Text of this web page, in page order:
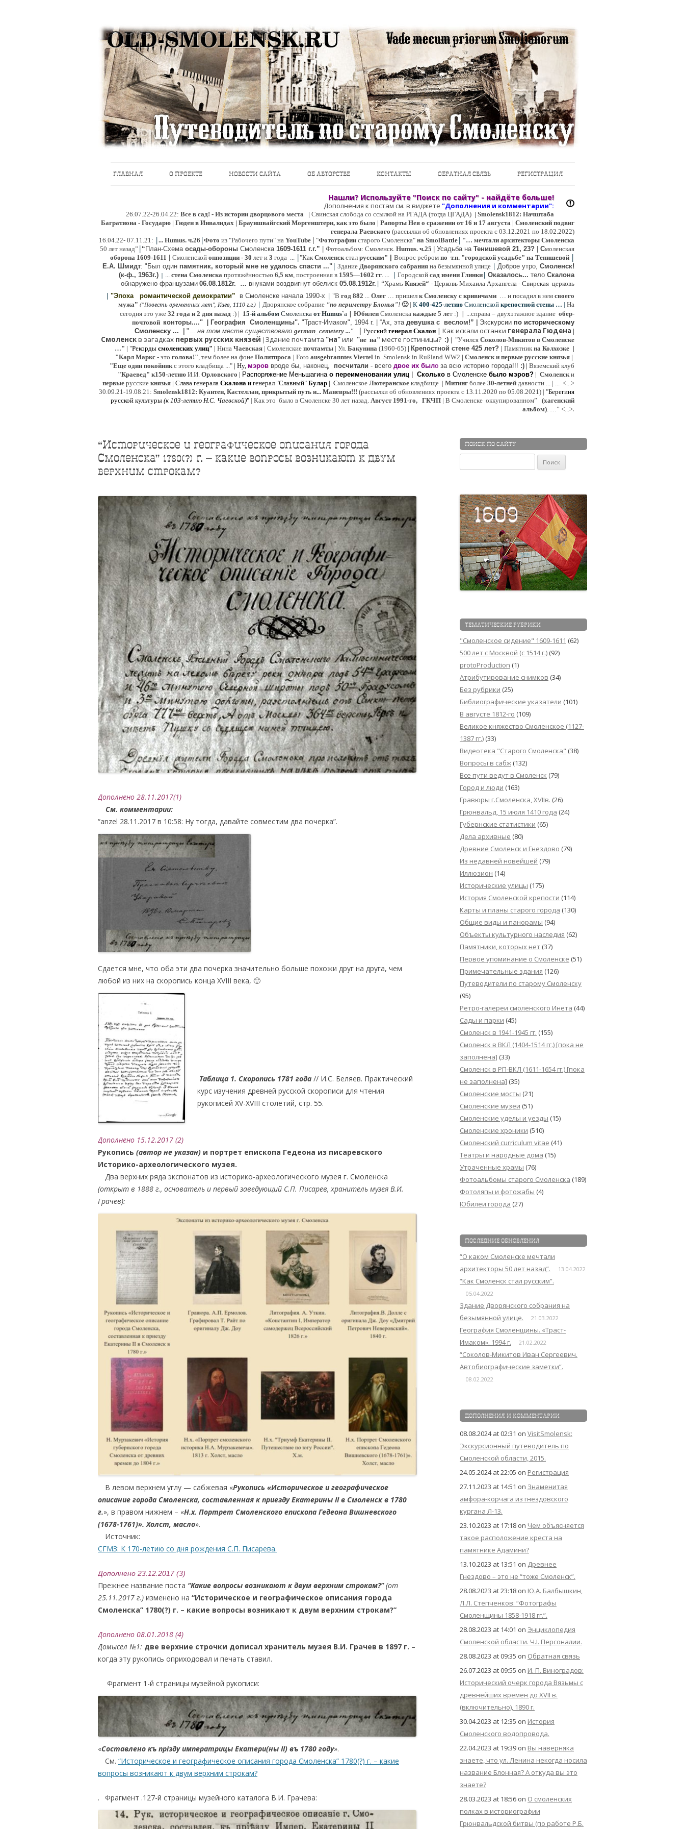
Старый Cмоленск
ГЛАВНАЯ О ПРОЕКТЕ НОВОСТИ САЙТА ОБ АВТОРСТВЕ КОНТАКТЫ ОБРАТНАЯ СВЯЗЬ РЕГИСТРАЦИЯ
Нашли? Используйте "Поиск по сайту" - найдёте больше!
Дополнения к постам см. в виджете "Дополнения и комментарии":
26.07.22-26.04.22: Все в сад! - Из истории дворцового места | Свинская слобода со ссылкой на РГАДА (тогда ЦГАДА) | Smolensk1812: Начштаба
Багратиона - Государю | Гюден в Инвалидах | Брауншвайгский Моргенштерн, как это было | Рапорты Нея о сражении от 16 и 17 августа | Смоленский подвиг
генерала Раевского (рассылки об обновлениях проекта с 03.12.2021 по 18.02.2022)
16.04.22- 07.11.21: |... Humus. ч.26 |Фото из "Рабочего пути" на YouTube "Фотографии старого Смоленска" на SmolBattle | “… мечтали архитекторы Смоленска
50 лет назад” | “ План-Схема осады-обороны Смоленска 1609-1611 г.г.” Фотоальбом: Смоленск. Humus. ч.25 | Усадьба на Тенишевой 21, 23? Смоленская
оборона 1609-1611 Смоленской оппозиции - 30 лет и 3 года ... |"Как Смоленскстал русским" Вопрос ребром по т.н. "городской усадьбе" на Тенишевой |
Е.А. Шмидт: "Был один памятник, который мне не удалось спасти ..." | Здание Дворянского собрания на безымянной улице | Доброе утро, Смоленск!
(к-ф., 1963г.) | ... стена Смоленска протяжённостью 6,5 км, построенная в 1595—1602 гг. ... | Городской сад имени Глинки | Оказалось... тело Скалона
обнаружено французами 06.08.1812г. … внуками воздвигнут обелиск 05.08.1912г. | “Храмъ Князей“ - Церковь Михаила Архангела - Свирская церковь
| "Эпохаромантической демократии” в Смоленске начала 1990-х | "В год 882 ... Олег … пришел к Смоленску с кривичами … и посадил в нем своего
мужа" ("Повесть временных лет", Киев, 1110 г.г.) | Дворянское собрание “по периметру Блонья”! 🙂| К 400-425-летию Смоленской крепостной стены … | На
сегодня это уже 32 года и 2 дня назад :) | 15-й альбом Смоленска от Humus`a | Юбилеи Смоленска каждые 5 лет :) | ...справа – двухэтажное здание обер-
почтовой конторы...." Гeография Cмоленщины". "Траст-Имаком", 1994 г. “Ах, эта девушка с веслом!” Экскурсии по историческому
Смоленску ...
"... на том месте существовало german_cemetery ..." | Русский генерал Скалон | Как искали останки генерала Гюдена |
Смоленскв загадках первых русских князей | Здание почтамта "на"или "не на" месте гостиницы? :) | "Учился Соколов-Микитов в Смоленске
…" | "Рекорды смоленских улиц" | Нина Чаевская | Смоленские почтамты | Ул. Бакунина (1960-65) | Крепостной стене 425 лет? | Памятник на Колхозке |
"Карл Маркс - это голова!", тем более на фоне Политпроса | Foto ausgebranntes Viertel in Smolensk in Rußland WW2 | Смоленск и первые русские князья |
"Еще один покойникс этого кладбища ..." | Ну, мэров вроде бы, наконец, посчитали - всего двое их было за всю историю города!!! :) | Вяземский клуб
"Краевед" к150-летию И.И. Орловского | Распоряжение Меньшагина о переименовании улиц Сколько в Смоленске было мэров? | Смоленски
первые русские князья | Слава генерала Скалона и генерал "Славный" Булар | Смоленское Лютерaнское кладбище | Митинг более 30-летней давности ... | ... <...>
30.09.21-19.08.21: Smolensk1812: Куантен, Кастеллан, прикрытый путь и... Маневры!!! (рассылки об обновлениях проекта с 13.11.2020 по 05.08.2021) | "Берегиня
русской культуры (к 103-летию Н.С. Чаевской)" | Как это было в Смоленске 30 лет назад. Август 1991-го, ГКЧП | В Смоленске оккупированном” (хагенский
альбом). …” <...>.
“Историческое и географическое описания города
Cмоленска” 1780(?) г. – какие вопросы возникают к двум
верхним строкам?
Дополнено 28.11.2017(1)
См. комментарии:
“anzel 28.11.2017 в 10:58: Ну тогда, давайте совместим два почерка”.
Сдается мне, что оба эти два почерка значительно больше похожи друг на друга, чем
любой из них на скоропись конца XVIII века, 🙂
Таблица 1. Скоропись 1781 года // И.С. Беляев. Практический
курс изучения древней русской скорописи для чтения
рукописей XV-XVIII столетий, стр. 55.
Дополнено 15.12.2017 (2)
Рукопись (автор не указан) и портрет епископа Гедеона из писаревского
Историко-археологического музея.
Два верхних ряда экспонатов из историко-археологического музея г. Смоленска
(открыт в 1888 г., основатель и первый заведующий С.П. Писарев, хранитель музея В.И.
Грачев):
В левом верхнем углу — сабжевая «Рукопись «Историческое и географическое
описание города Смоленска, составленная к приезду Екатерины II в Смоленск в 1780
г.», в правом нижнем – «Н.х. Портрет Смоленского епископа Гедеона Вишневского
(1678-1761)». Холст, масло».
Источник:
СГМЗ: К 170-летию со дня рождения С.П. Писарева.
Дополнено 23.12.2017 (3)
Прежнее название поста “Какие вопросы возникают к двум верхним строкам?”(от
25.11.2017 г.) изменено на “Историческое и географическое описания города
Cмоленска” 1780(?) г. – какие вопросы возникают к двум верхним строкам?”
Дополнено 08.01.2018 (4)
Домысел №1: две верхние строчки дописал хранитель музея В.И. Грачев в 1897 г. –
когда эту рукопись оприходовал и печать ставил.
Фрагмент 1-й страницы музейной рукописи:
«Составлено къ прiзду императрицы Екатери(ны II) въ 1780 году».
См. “Историческое и географическое описания города Cмоленска” 1780(?) г. – какие
вопросы возникают к двум верхним строкам?
. Фрагмент .127-й страницы музейного каталога В.И. Грачева:
ПОИСК ПО САЙТУ
ТЕМАТИЧЕСКИЕ РУБРИКИ
"Смоленское сидение" 1609-1611 (62)
500 лет с Москвой (c 1514 г.) (92)
protoProduction (1)
Атрибутирование снимков (34)
Без рубрики (25)
Библиографические указатели (101)
В августе 1812-го (109)
Великое княжество Смоленское (1127-
1387 гг.) (33)
Видеотека "Cтарого Смоленска" (38)
Вопросы в сабж (132)
Все пути ведут в Смоленск (79)
Город и люди (163)
Гравюры г.Смоленска, XVIIв. (26)
Грюнвальд, 15 июля 1410 года (24)
Губернские статистики (65)
Дела архивные (80)
Древние Смоленск и Гнездово (79)
Из недавней новейшей (79)
Иллюзион (14)
Исторические улицы (175)
История Смоленской крепости (114)
Карты и планы старого города (130)
Общие виды и панорамы (94)
Объекты культурного наследия (62)
Памятники, которых нет (37)
Первое упоминание о Смоленске (51)
Примечательные здания (126)
Путеводители по старому Смоленску
(95)
Ретро-галереи смоленского Инета (44)
Сады и парки (45)
Смоленск в 1941-1945 гг. (155)
Смоленск в ВКЛ (1404-1514 гг.) [пока не
заполнена] (33)
Смоленск в РП-ВКЛ (1611-1654 гг.) [пока
не заполнена] (35)
Смоленские мосты (21)
Смоленские музеи (51)
Смоленские уделы и уезды (15)
Смоленские хроники (510)
Смоленский сurriculum vitae (41)
Театры и народные дома (15)
Утраченные храмы (76)
Фотоальбомы старого Смоленска (189)
Фотоляпы и фотожабы (4)
Юбилеи города (27)
ПОСЛЕДНИЕ ОБНОВЛЕНИЯ
“О каком Смоленске мечтали
архитекторы 50 лет назад”.
13.04.2022
“Как Смоленск стал русским”.
05.04.2022
Здание Дворянского собрания на
безымянной улице.
21.03.2022
География Смоленщины. «Траст-
Имаком». 1994 г.
21.02.2022
“Соколов-Микитов Иван Сергеевич.
Автобиографические заметки”.
08.02.2022
ДОПОЛНЕНИЯ И КОММЕНТАРИИ
08.08.2024 at 02:31 on VisitSmolensk:
Экскурсионный путеводитель по
Смоленской области, 2015.
24.05.2024 at 22:05 on Регистрация
27.11.2023 at 14:51 on Знаменитая
амфора-корчага из гнездовского
кургана Л-13.
23.10.2023 at 17:18 on Чем объясняется
такое расположение креста на
памятнике Адамини?
13.10.2023 at 13:51 on Древнее
Гнездово – это не “тоже Смоленск”.
28.08.2023 at 23:18 on Ю.А. Балбышкин,
Л.Л. Степченков: “Фотографы
Смоленщины 1858-1918 гг.”.
28.08.2023 at 14:01 on Энциклопедия
Смоленской области. Ч.I. Персоналии.
28.08.2023 at 09:35 on Обратная связь
26.07.2023 at 09:55 on И. П. Виноградов:
Исторический очерк города Вязьмы с
древнейших времен до XVII в.
(включительно), 1890 г.
30.04.2023 at 12:35 on История
Смоленского водопровода.
22.04.2023 at 19:39 on Вы наверняка
знаете, что ул. Ленина некогда носила
название Блонная? А откуда вы это
знаете?
28.03.2023 at 18:56 on О смоленских
полках в историографии
Грюнвальдской битвы (по работе Р.Б.